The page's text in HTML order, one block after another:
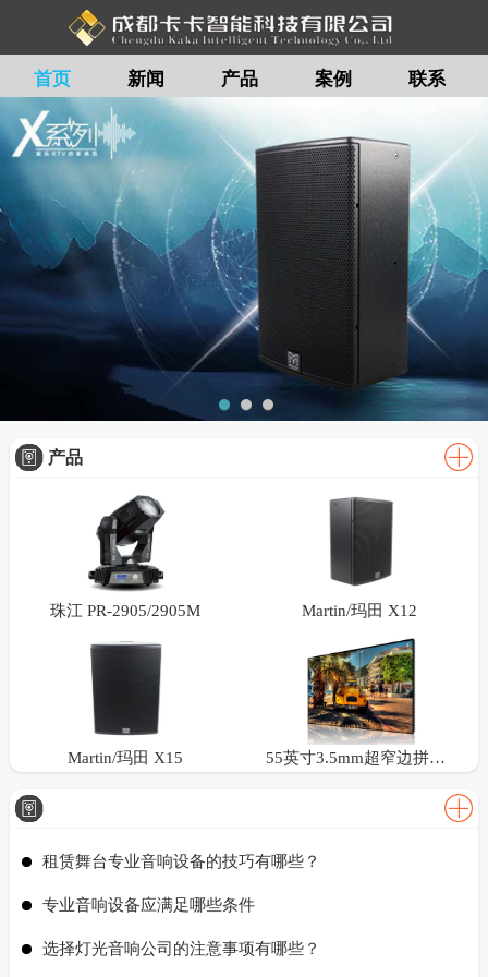
首页 新闻 产品 案例 联系
留言
产品
珠江 PR-2905/2905M Martin/玛田 X12
Martin/玛田 X15 55英寸3.5mm超窄边拼接屏
租赁舞台专业音响设备的技巧有哪些？
专业音响设备应满足哪些条件
选择灯光音响公司的注意事项有哪些？